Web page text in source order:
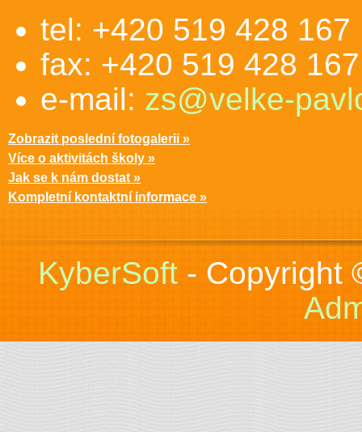
tel: +420 519 428 167
fax: +420 519 428 167
e-mail: zs@velke-
Zobrazit poslední fotogalerii »
Více o aktivitách školy »
Jak se k nám dostat »
Kompletní kontaktní informace »
KyberSoft- Copyright